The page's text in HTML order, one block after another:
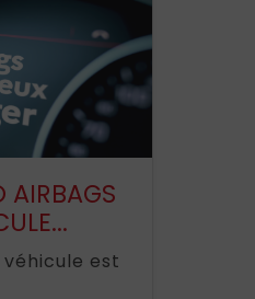
AIRBAGS
véhicule est